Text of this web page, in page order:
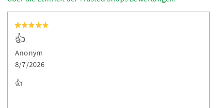
👍
Anonym
8/7/2026
👍